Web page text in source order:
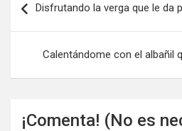
de
Disfrutando la verga que le da
Calentándome con el albañil
¡Comenta! (No es